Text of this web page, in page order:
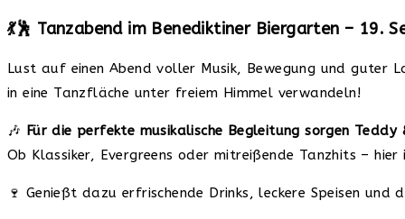
💃🕺 Tanzabend im Benediktiner Biergarten – 19.
Lust auf einen Abend voller Musik, Bewegung und guter
in eine Tanzfläche unter freiem Himmel verwandeln!
🎶 Für die perfekte musikalische Begleitung sorgen Teddy
Ob Klassiker, Evergreens oder mitreißende Tanzhits –
🍷 Genießt dazu erfrischende Drinks, leckere Speisen